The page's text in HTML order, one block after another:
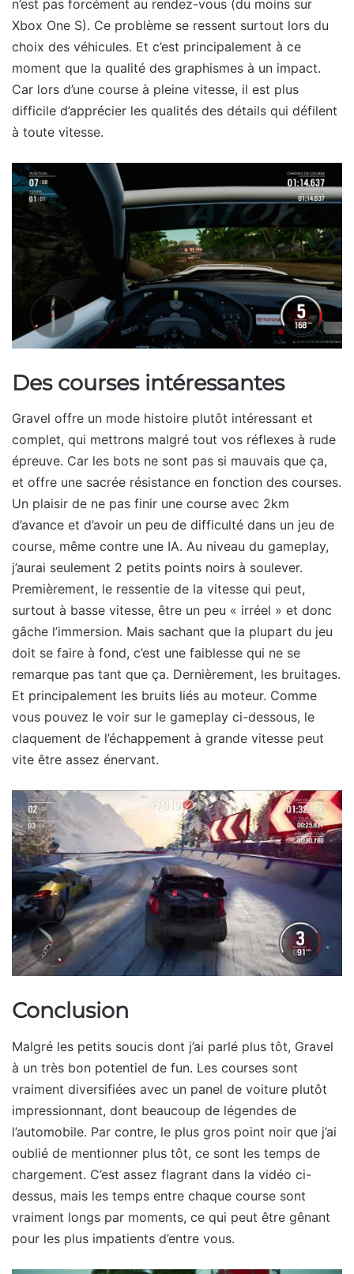
n’est pas forcément au rendez-vous (du moins sur
Xbox One S). Ce problème se ressent surtout lors du
choix des véhicules. Et c’est principalement à ce
moment que la qualité des graphismes à un impact.
Car lors d’une course à pleine vitesse, il est plus
difficile d’apprécier les qualités des détails qui défilent
à toute vitesse.
Des courses intéressantes
Gravel offre un mode histoire plutôt intéressant et
complet, qui mettrons malgré tout vos réflexes à rude
épreuve. Car les bots ne sont pas si mauvais que ça,
et offre une sacrée résistance en fonction des courses.
Un plaisir de ne pas finir une course avec 2km
d’avance et d’avoir un peu de difficulté dans un jeu de
course, même contre une IA. Au niveau du gameplay,
j’aurai seulement 2 petits points noirs à soulever.
Premièrement, le ressentie de la vitesse qui peut,
surtout à basse vitesse, être un peu « irréel » et donc
gâche l’immersion. Mais sachant que la plupart du jeu
doit se faire à fond, c’est une faiblesse qui ne se
remarque pas tant que ça. Dernièrement, les bruitages.
Et principalement les bruits liés au moteur. Comme
vous pouvez le voir sur le gameplay ci-dessous, le
claquement de l’échappement à grande vitesse peut
vite être assez énervant.
Conclusion
Malgré les petits soucis dont j’ai parlé plus tôt, Gravel
à un très bon potentiel de fun. Les courses sont
vraiment diversifiées avec un panel de voiture plutôt
impressionnant, dont beaucoup de légendes de
l’automobile. Par contre, le plus gros point noir que j’ai
oublié de mentionner plus tôt, ce sont les temps de
chargement. C’est assez flagrant dans la vidéo ci-
dessus, mais les temps entre chaque course sont
vraiment longs par moments, ce qui peut être gênant
pour les plus impatients d’entre vous.